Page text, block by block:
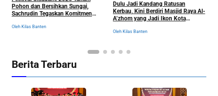
Pohon dan Bersihkan Sungai,
Sachrudin Tegaskan Komitmen
Oleh Kilas Banten
Dulu Jadi Kandang Ratusan
Kerbau, Kini Berdiri Masjid Raya Al-
A’zhom yang Jadi Ikon Kota
Oleh Kilas Banten
Berita Terbaru